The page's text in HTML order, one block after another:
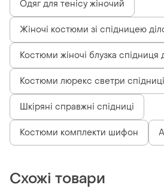
Одяг для тенісу жіночий
Жіночі костюми зі спідницею
Костюми жіночі блузка спідниця
Костюми люрекс светри
Шкіряні справжні спідниці
Костюми комплекти шифон
Схожі товари